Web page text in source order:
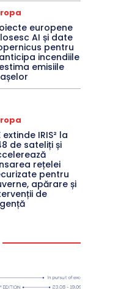
europene
AI și date
pentru
incendiile
emisiile
extinde IRIS² la
de sateliți și
rețelei
pentru
apărare și
de